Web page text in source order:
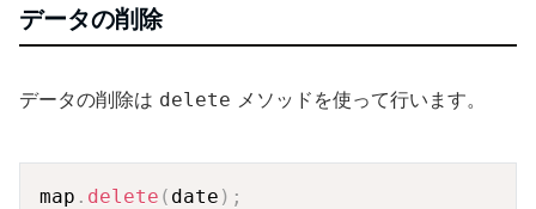
データの削除
データの削除は delete メソッドを使って行います。
map . delete ( date ) ;